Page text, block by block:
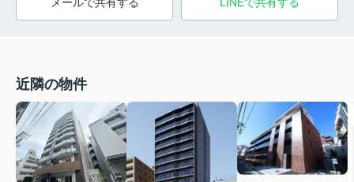
近隣の物件